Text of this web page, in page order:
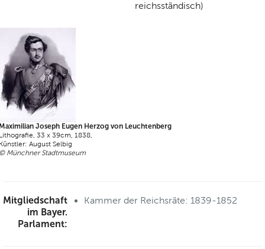
reichsständisch)
Joseph Eugen Herzog von Leuchtenberg
33 x 39cm, 1838,
August Selbig
Münchner Stadtmuseum
Mitgliedschaft
im Bayer.
Parlament:
Kammer der Reichsräte: 1839-1852